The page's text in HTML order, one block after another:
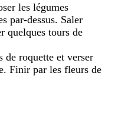
les légumes
par-dessus. Saler
quelques tours de
de roquette et verser
Finir par les fleurs de